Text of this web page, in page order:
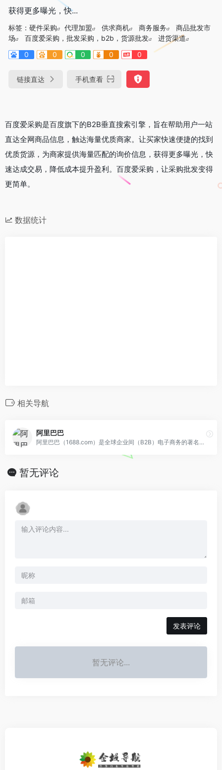
获得更多曝光，快...
标签： 硬件采购 代理加盟 供求商机 商务服务
商品批发市
场
百度爱采购，批发采购，b2b，货源批发
进货渠道
0
0 0 0 0
链接直达 手机查看
百度爱采购是百度旗下的B2B垂直搜索引擎，旨在帮助用户一站
直达全网商品信息，触达海量优质商家。让买家快速便捷的找到
优质货源，为商家提供海量匹配的询价信息，获得更多曝光，快
速达成交易，降低成本提升盈利。百度爱采购，让采购批发变得
更简单。
数据统计
相关导航
阿里巴巴
阿里巴巴（1688.com）是全球企业间（B2B）电子商务的著名品牌，为数千万网商提供海量商机信息和便捷安全的在线交易市场，也是商人们以商会友、真实互动的社区平台。目前1688.com已覆盖原材料、工业品、服装服饰、家居百货、小商品等12个行业大类，提供从原料--生产--加工--现货等一系列的供应产品和服务
暂无评论
发表评论
暂无评论...